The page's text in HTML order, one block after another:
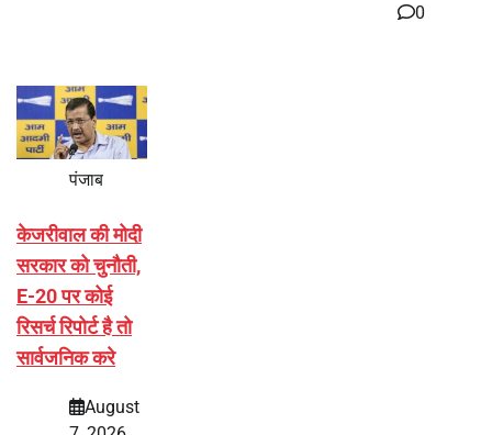
0
पंजाब
केजरीवाल की मोदी
सरकार को चुनौती,
E-20 पर कोई
रिसर्च रिपोर्ट है तो
सार्वजनिक करे
August